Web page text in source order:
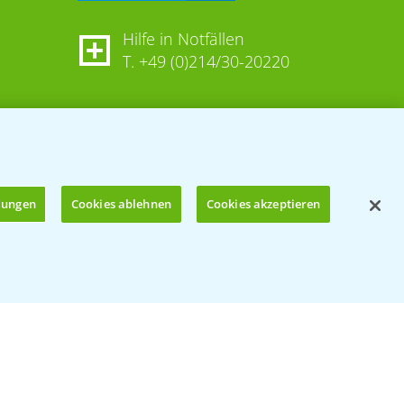
Hilfe in Notfällen
T. +49 (0)214/30-20220
Cookies ablehnen Cookies akzeptieren